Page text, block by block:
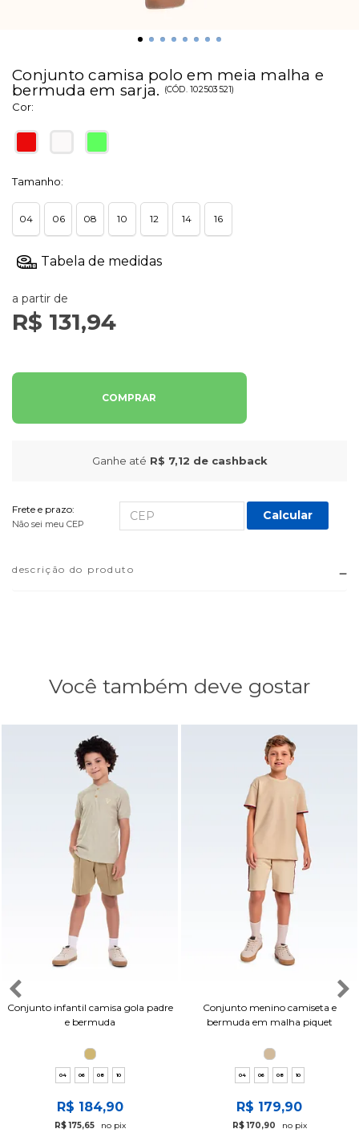
Conjunto camisa polo em meia malha e
bermuda em sarja.
(CÓD. 102503521)
Cor:
Tamanho:
04 06 08 10 12 14 16
a partir de
R$ 131,94
COMPRAR
Ganhe até R$ 7,12 de cashback
Frete e prazo:
Não sei meu CEP
Calcular
descrição do produto
Você também deve gostar
Conjunto infantil camisa gola padre
e bermuda
04 06 08 10
R$ 184,90
R$ 175,65
no pix
Conjunto menino camiseta e
bermuda em malha piquet
04 06 08 10
R$ 179,90
R$ 170,90
no pix